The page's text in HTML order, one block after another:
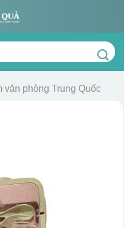
văn phòng Trung Quốc